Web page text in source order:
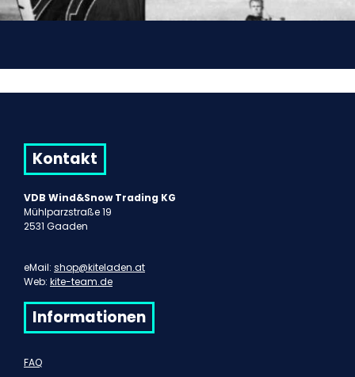
Kontakt
VDB Wind&Snow Trading KG
Mühlparzstraße 19
2531 Gaaden
eMail: shop@kiteladen.at
Web: kite-team.de
Informationen
FAQ